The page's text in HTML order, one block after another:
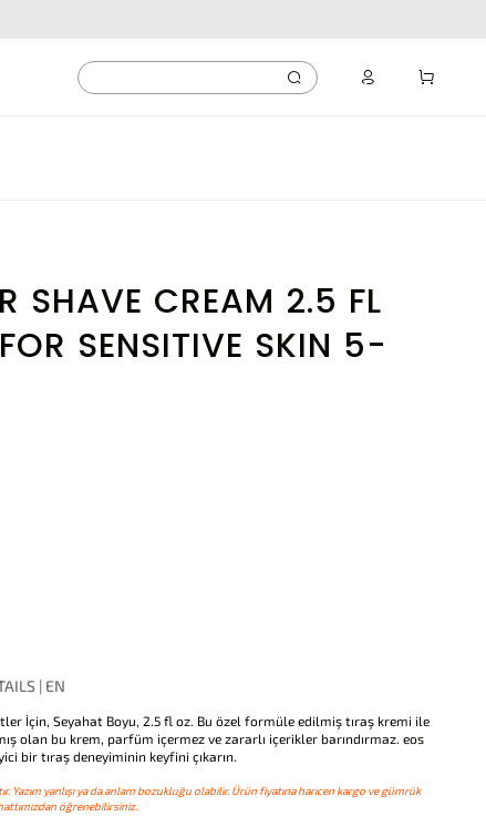
SHAVE CREAM 2.5 FL
SENSITIVE SKIN 5-
| EN
İçin, Seyahat Boyu, 2.5 fl oz. Bu özel formüle edilmiş tıraş kremi ile
olan bu krem, parfüm içermez ve zararlı içerikler barındırmaz. eos
bir tıraş deneyiminin keyfini çıkarın.
Yazım yanlışı ya da anlam bozukluğu olabilir. Ürün fiyatına haricen kargo ve gümrük
öğrenebilirsiniz.